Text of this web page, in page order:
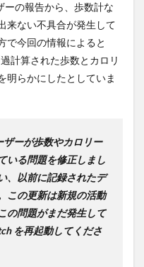
ーの報告から、歩数計な
来ない不具合が発生して
で今回の情報によると
計算された歩数とカロリ
明らかにしたとしていま
ーが歩数やカロリー
いる問題を修正しまし
、以前に記録されたデ
この更新は新規の活動
の問題がまだ発生して
を再起動してくださ